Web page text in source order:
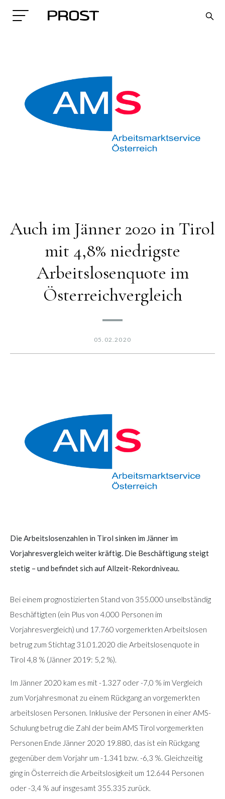
Auch im Jänner 2020 in Tirol
mit 4,8% niedrigste
Arbeitslosenquote im
Österreichvergleich
05.02.2020
Die Arbeitslosenzahlen in Tirol sinken im Jänner im
Vorjahresvergleich weiter kräftig. Die Beschäftigung steigt
stetig – und befindet sich auf Allzeit-Rekordniveau.
Bei einem prognostizierten Stand von 355.000 unselbständig
Beschäftigten (ein Plus von 4.000 Personen im
Vorjahresvergleich) und 17.760 vorgemerkten Arbeitslosen
betrug zum Stichtag 31.01.2020 die Arbeitslosenquote in
Tirol 4,8 % (Jänner 2019: 5,2 %).
Im Jänner 2020 kam es mit -1.327 oder -7,0 % im Vergleich
zum Vorjahresmonat zu einem Rückgang an vorgemerkten
arbeitslosen Personen. Inklusive der Personen in einer AMS-
Schulung betrug die Zahl der beim AMS Tirol vorgemerkten
Personen Ende Jänner 2020 19.880, das ist ein Rückgang
gegenüber dem Vorjahr um -1.341 bzw. -6,3 %. Gleichzeitig
ging in Österreich die Arbeitslosigkeit um 12.644 Personen
oder -3,4 % auf insgesamt 355.335 zurück.